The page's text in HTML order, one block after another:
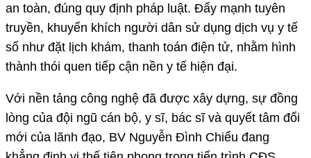
an toàn, đúng quy định pháp luật. Đẩy mạnh tuyên
truyền, khuyến khích người dân sử dụng dịch vụ y tế
số như đặt lịch khám, thanh toán điện tử, nhằm hình
thành thói quen tiếp cận nền y tế hiện đại.
Với nền tảng công nghệ đã được xây dựng, sự đồng
lòng của đội ngũ cán bộ, y sĩ, bác sĩ và quyết tâm đổi
mới của lãnh đạo, BV Nguyễn Đình Chiểu đang